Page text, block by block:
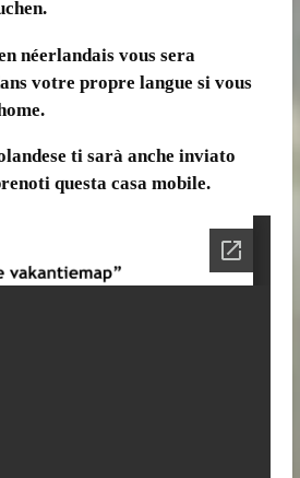
néerlandais vous sera
votre propre langue si vous
ti sarà anche inviato
questa casa mobile.